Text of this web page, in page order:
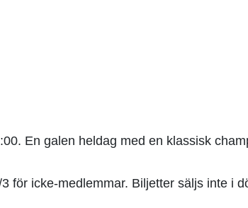
En galen heldag med en klassisk
för icke-medlemmar. Biljetter säljs inte i